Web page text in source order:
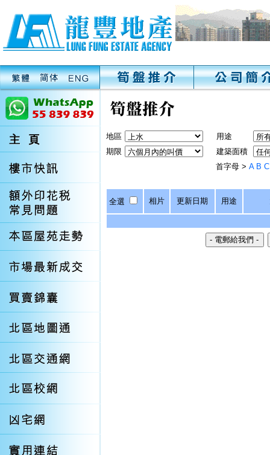
地區
用途
期限
建築面積
首字母 >A B C
全選 相片 更新日期 用途